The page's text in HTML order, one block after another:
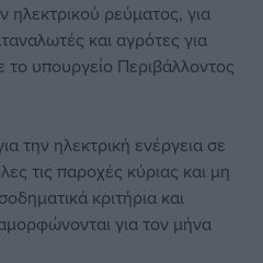
ηλεκτρικού ρεύματος, για
και αγρότες για
υπουργείο Περιβάλλοντος
την ηλεκτρική ενέργεια σε
τις παροχές κύριας και μη
κριτήρια και
για τον μήνα